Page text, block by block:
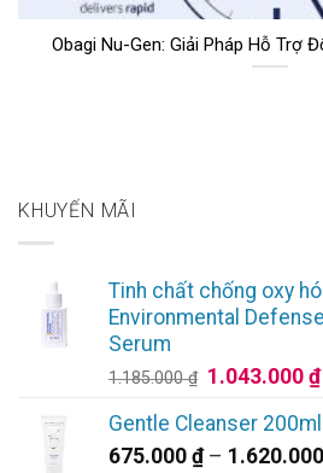
Obagi Nu-Gen: Giải Pháp Hỗ Trợ
KHUYẾN MÃI
Tinh chất chống oxy
Environmental
Serum
1.185.000₫ Giá
là:
1.185.000 ₫.
1.043.000₫
Gentle Cleanser 200ml
675.000 ₫ – 1.620.000